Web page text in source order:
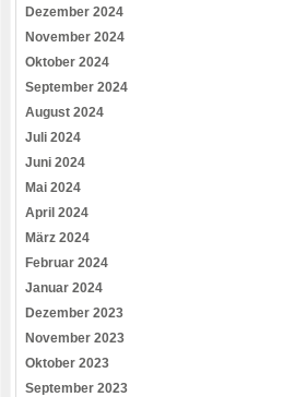
Dezember 2024
November 2024
Oktober 2024
September 2024
August 2024
Juli 2024
Juni 2024
Mai 2024
April 2024
März 2024
Februar 2024
Januar 2024
Dezember 2023
November 2023
Oktober 2023
September 2023